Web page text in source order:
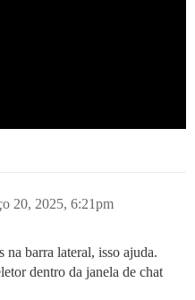
20, 2025, 6:21pm
na barra lateral, isso ajuda.
dentro da janela de chat